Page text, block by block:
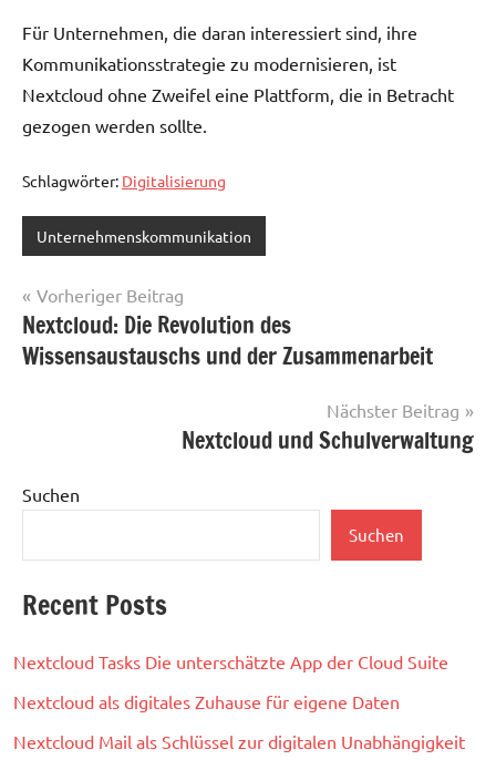
Für Unternehmen, die daran interessiert sind, ihre
Kommunikationsstrategie zu modernisieren, ist
Nextcloud ohne Zweifel eine Plattform, die in Betracht
gezogen werden sollte.
Schlagwörter: Digitalisierung
Unternehmenskommunikation
Beitragsnavigation
Vorheriger Beitrag
Nextcloud: Die Revolution des
Wissensaustauschs und der Zusammenarbeit
Nächster Beitrag
Nextcloud und Schulverwaltung
Suchen
Suchen
Recent Posts
Nextcloud Tasks Die unterschätzte App der Cloud Suite
Nextcloud als digitales Zuhause für eigene Daten
Nextcloud Mail als Schlüssel zur digitalen Unabhängigkeit